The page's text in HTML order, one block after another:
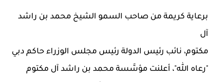
برعاية كريمة من صاحب السمو الشيخ محمد بن راشد
آل
مكتوم، نائب رئيس الدولة رئيس مجلس الوزراء حاكم دبي
"رعاه الله"، أعلنت مؤسَّسة محمد بن راشد آل مكتوم